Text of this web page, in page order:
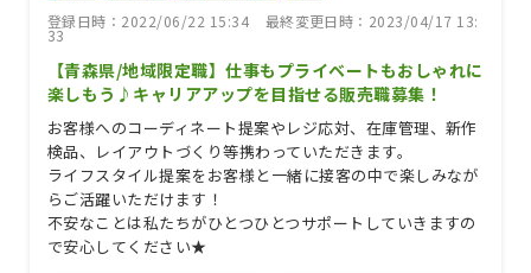
登録日時：2022/06/22 15:34 最終変更日時：2023/04/17 13:
33
【青森県/地域限定職】仕事もプライベートもおしゃれに
楽しもう♪キャリアアップを目指せる販売職募集！
お客様へのコーディネート提案やレジ応対、在庫管理、新作
検品、レイアウトづくり等携わっていただきます。
ライフスタイル提案をお客様と一緒に接客の中で楽しみなが
らご活躍いただけます！
不安なことは私たちがひとつひとつサポートしていきますの
で安心してください★